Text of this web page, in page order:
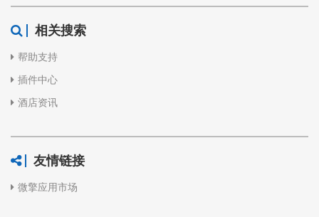
相关搜索
帮助支持
插件中心
酒店资讯
友情链接
微擎应用市场